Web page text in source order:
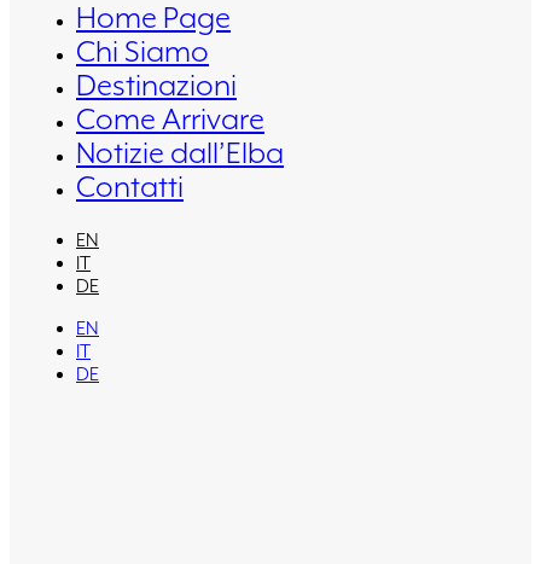
Home Page
Chi Siamo
Destinazioni
Come Arrivare
Notizie dall’Elba
Contatti
EN
IT
DE
EN
IT
DE